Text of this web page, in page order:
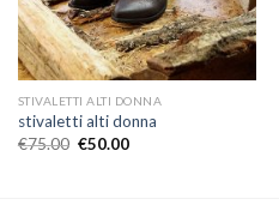
STIVALETTI ALTI DONNA
stivaletti alti donna
€75.00 €50.00